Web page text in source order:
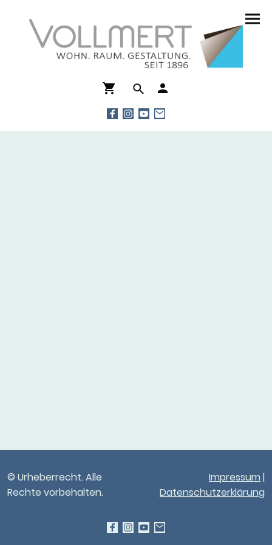
© Urheberrecht. Alle
Rechte vorbehalten.
Impressum |
Datenschutzerklärung